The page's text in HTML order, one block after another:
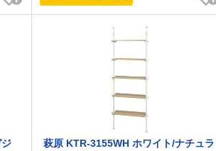
萩原 KTR-3155WH ホワイト/ナチュラ